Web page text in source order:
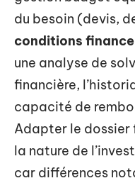
du besoin (devis,
conditions
une analyse de
financière,
capacité de
Adapter le dossier
la nature de
car différences